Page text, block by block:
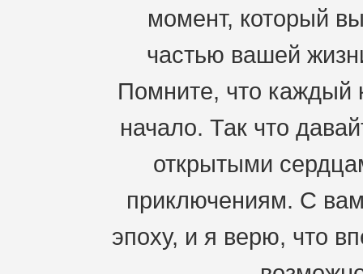
момент, который
частью вашей
Помните, что каждый
начало. Так что
открытыми
приключениям. С
эпоху, и я верю, что